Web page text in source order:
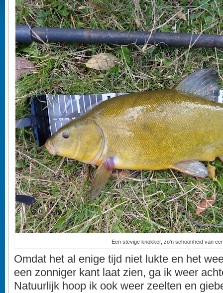
Een stevige knokker, zo'n schoonheid van
Omdat het al enige tijd niet lukte en het
een zonniger kant laat zien, ga ik weer
Natuurlijk hoop ik ook weer zeelten en